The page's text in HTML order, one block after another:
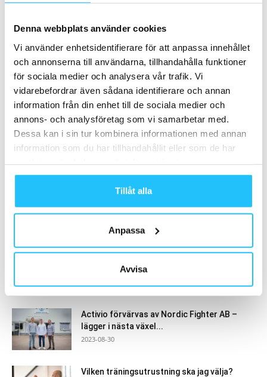
Denna webbplats använder cookies
Vi använder enhetsidentifierare för att anpassa innehållet
och annonserna till användarna, tillhandahålla funktioner
för sociala medier och analysera vår trafik. Vi
vidarebefordrar även sådana identifierare och annan
information från din enhet till de sociala medier och
annons- och analysföretag som vi samarbetar med.
Dessa kan i sin tur kombinera informationen med annan
information som du har tillhandahållit eller som de har
Tillåt alla
Anpassa
Avvisa
skyddet för träningsstudios
Samarbete
- Annons -
MEST POPULÄRA
Reformer-maskin
Business Podcast #115
Activio förvärvas av Nordic Fighter AB –
lägger i nästa växel...
2023-08-30
Vilken träningsutrustning ska jag välja?